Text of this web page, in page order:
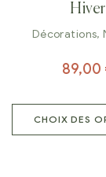
Hiver
Décorations,
89,00
CHOIX DES